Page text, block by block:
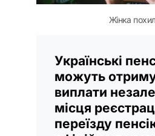
Жінка
Українські
можуть
виплати
місця
переїзду